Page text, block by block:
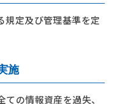
規定及び管理基準を定
施
の情報資産を過失、